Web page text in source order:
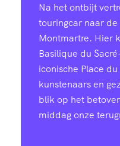
Na het ontbijt
touringcar naar
Montmartre. Hier
Basilique du
iconische Place
kunstenaars en
blik op het
middag onze